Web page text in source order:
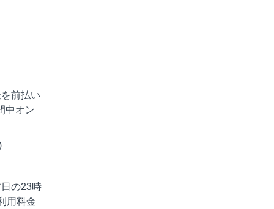
前払い
中オン
の23時
用料金